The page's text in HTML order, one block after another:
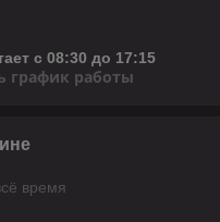
с 08:30 до 17:15
график работы
время